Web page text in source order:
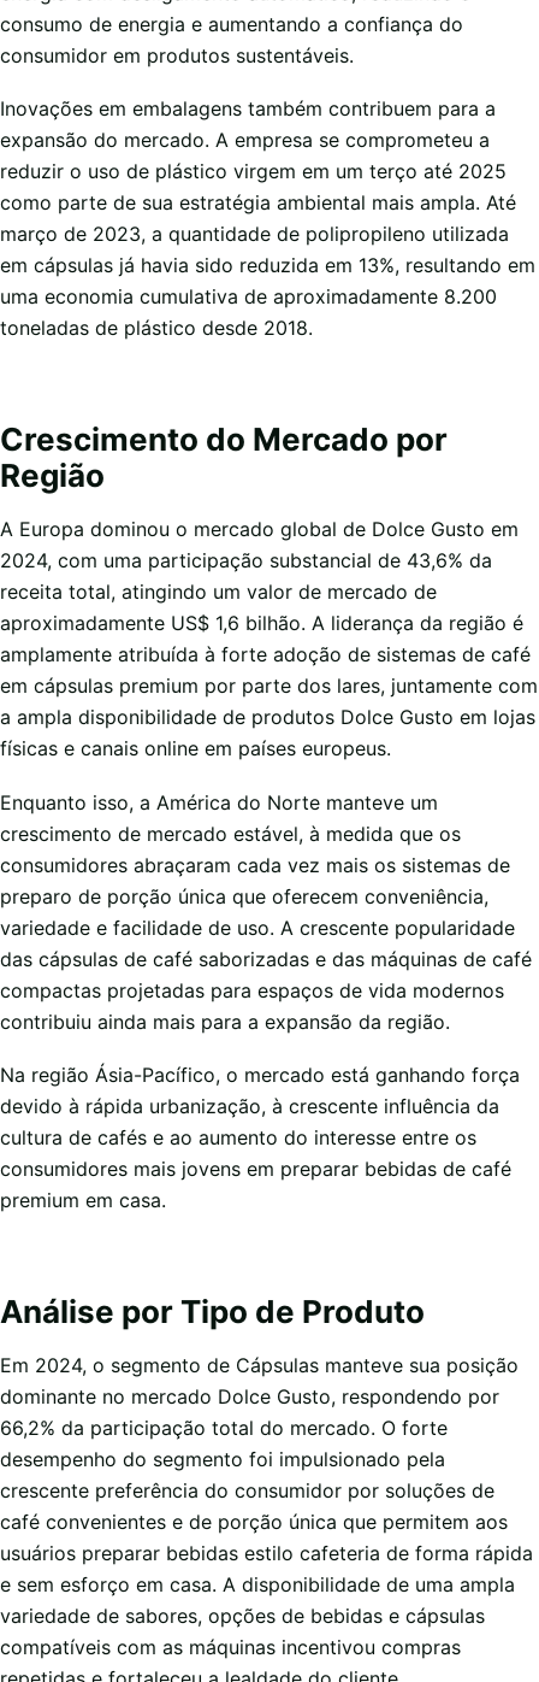
consumo de energia e aumentando a confiança do
consumidor em produtos sustentáveis.
Inovações em embalagens também contribuem para a
expansão do mercado. A empresa se comprometeu a
reduzir o uso de plástico virgem em um terço até 2025
como parte de sua estratégia ambiental mais ampla. Até
março de 2023, a quantidade de polipropileno utilizada
em cápsulas já havia sido reduzida em 13%, resultando em
uma economia cumulativa de aproximadamente 8.200
toneladas de plástico desde 2018.
Crescimento do Mercado por
Região
A Europa dominou o mercado global de Dolce Gusto em
2024, com uma participação substancial de 43,6% da
receita total, atingindo um valor de mercado de
aproximadamente US$ 1,6 bilhão. A liderança da região é
amplamente atribuída à forte adoção de sistemas de café
em cápsulas premium por parte dos lares, juntamente com
a ampla disponibilidade de produtos Dolce Gusto em lojas
físicas e canais online em países europeus.
Enquanto isso, a América do Norte manteve um
crescimento de mercado estável, à medida que os
consumidores abraçaram cada vez mais os sistemas de
preparo de porção única que oferecem conveniência,
variedade e facilidade de uso. A crescente popularidade
das cápsulas de café saborizadas e das máquinas de café
compactas projetadas para espaços de vida modernos
contribuiu ainda mais para a expansão da região.
Na região Ásia-Pacífico, o mercado está ganhando força
devido à rápida urbanização, à crescente influência da
cultura de cafés e ao aumento do interesse entre os
consumidores mais jovens em preparar bebidas de café
premium em casa.
Análise por Tipo de Produto
Em 2024, o segmento de Cápsulas manteve sua posição
dominante no mercado Dolce Gusto, respondendo por
66,2% da participação total do mercado. O forte
desempenho do segmento foi impulsionado pela
crescente preferência do consumidor por soluções de
café convenientes e de porção única que permitem aos
usuários preparar bebidas estilo cafeteria de forma rápida
e sem esforço em casa. A disponibilidade de uma ampla
variedade de sabores, opções de bebidas e cápsulas
compatíveis com as máquinas incentivou compras